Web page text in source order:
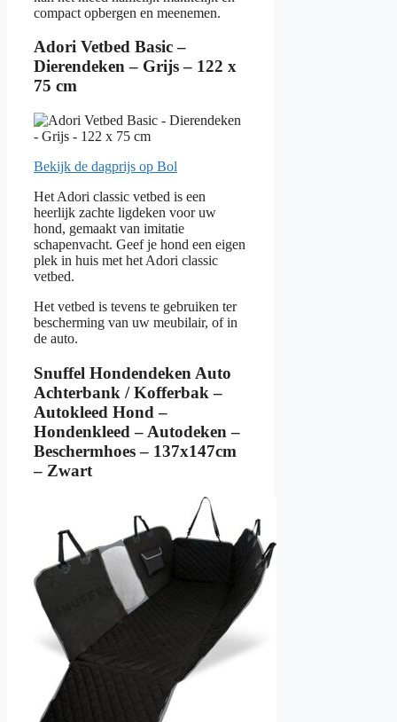
compact opbergen en meenemen.
Adori Vetbed Basic –
Dierendeken – Grijs – 122 x
75 cm
Bekijk de dagprijs op Bol
Het Adori classic vetbed is een
heerlijk zachte ligdeken voor uw
hond, gemaakt van imitatie
schapenvacht. Geef je hond een eigen
plek in huis met het Adori classic
vetbed.
Het vetbed is tevens te gebruiken ter
bescherming van uw meubilair, of in
de auto.
Snuffel Hondendeken Auto
Achterbank / Kofferbak –
Autokleed Hond –
Hondenkleed – Autodeken –
Beschermhoes – 137x147cm
– Zwart